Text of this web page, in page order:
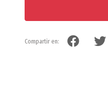
Compartir en: